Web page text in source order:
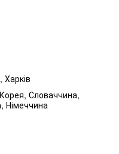
Харків
Словаччина,
Німеччина